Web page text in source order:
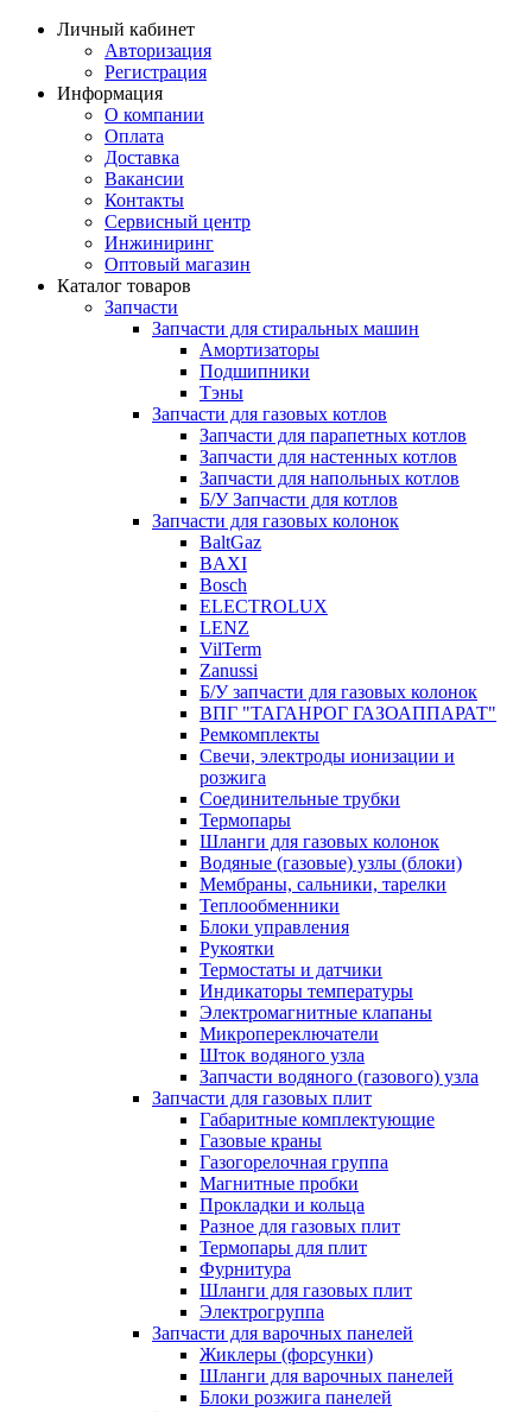
Личный кабинет
Авторизация
Регистрация
Информация
О компании
Оплата
Доставка
Вакансии
Контакты
Сервисный центр
Инжиниринг
Оптовый магазин
Каталог товаров
Запчасти
Запчасти для стиральных машин
Амортизаторы
Подшипники
Тэны
Запчасти для газовых котлов
Запчасти для парапетных котлов
Запчасти для настенных котлов
Запчасти для напольных котлов
Б/У Запчасти для котлов
Запчасти для газовых колонок
BaltGaz
BAXI
Bosch
ELECTROLUX
LENZ
VilTerm
Zanussi
Б/У запчасти для газовых колонок
ВПГ "ТАГАНРОГ ГАЗОАППАРАТ"
Ремкомплекты
Свечи, электроды ионизации и
розжига
Соединительные трубки
Термопары
Шланги для газовых колонок
Водяные (газовые) узлы (блоки)
Мембраны, сальники, тарелки
Теплообменники
Блоки управления
Рукоятки
Термостаты и датчики
Индикаторы температуры
Электромагнитные клапаны
Микропереключатели
Шток водяного узла
Запчасти водяного (газового) узла
Запчасти для газовых плит
Габаритные комплектующие
Газовые краны
Газогорелочная группа
Магнитные пробки
Прокладки и кольца
Разное для газовых плит
Термопары для плит
Фурнитура
Шланги для газовых плит
Электрогруппа
Запчасти для варочных панелей
Жиклеры (форсунки)
Шланги для варочных панелей
Блоки розжига панелей